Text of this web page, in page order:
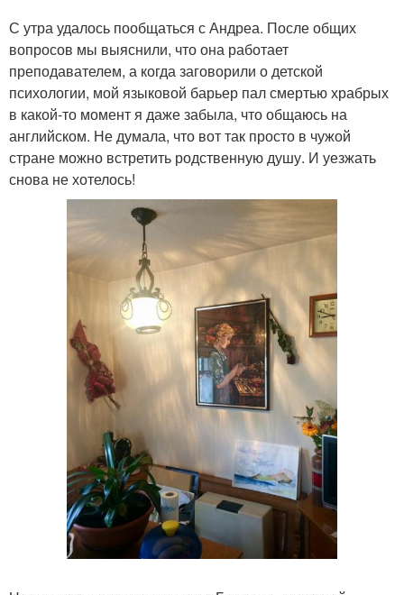
С утра удалось пообщаться с Андреа. После общих
вопросов мы выяснили, что она работает
преподавателем, а когда заговорили о детской
психологии, мой языковой барьер пал смертью храбрых
в какой-то момент я даже забыла, что общаюсь на
английском. Не думала, что вот так просто в чужой
стране можно встретить родственную душу. И уезжать
снова не хотелось!